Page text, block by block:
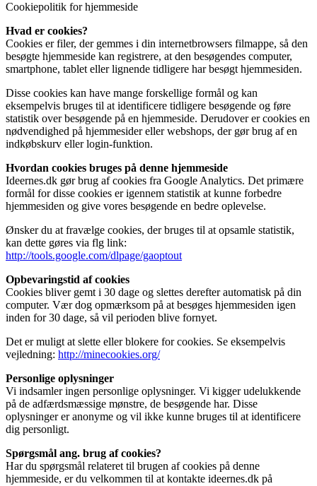
Cookiepolitik for hjemmeside
Hvad er cookies?
Cookies er filer, der gemmes i din internetbrowsers filmappe, så den
besøgte hjemmeside kan registrere, at den besøgendes computer,
smartphone, tablet eller lignende tidligere har besøgt hjemmesiden.
Disse cookies kan have mange forskellige formål og kan
eksempelvis bruges til at identificere tidligere besøgende og føre
statistik over besøgende på en hjemmeside. Derudover er cookies en
nødvendighed på hjemmesider eller webshops, der gør brug af en
indkøbskurv eller login-funktion.
Hvordan cookies bruges på denne hjemmeside
Ideernes.dk gør brug af cookies fra Google Analytics. Det primære
formål for disse cookies er igennem statistik at kunne forbedre
hjemmesiden og give vores besøgende en bedre oplevelse.
Ønsker du at fravælge cookies, der bruges til at opsamle statistik,
kan dette gøres via flg link:
http://tools.google.com/dlpage/gaoptout
Opbevaringstid af cookies
Cookies bliver gemt i 30 dage og slettes derefter automatisk på din
computer. Vær dog opmærksom på at besøges hjemmesiden igen
inden for 30 dage, så vil perioden blive fornyet.
Det er muligt at slette eller blokere for cookies. Se eksempelvis
vejledning: http://minecookies.org/
Personlige oplysninger
Vi indsamler ingen personlige oplysninger. Vi kigger udelukkende
på de adfærdsmæssige mønstre, de besøgende har. Disse
oplysninger er anonyme og vil ikke kunne bruges til at identificere
dig personligt.
Spørgsmål ang. brug af cookies?
Har du spørgsmål relateret til brugen af cookies på denne
hjemmeside, er du velkommen til at kontakte ideernes.dk på